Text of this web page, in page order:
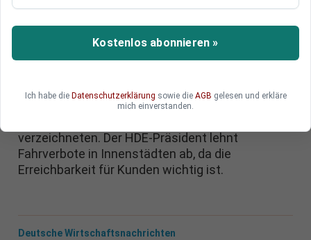
Der Handelsverband Deutschland (HDE)
berichtet, dass trotz sinkender Kundenfrequenz
in Einzelhandelsgeschäften die Kaufabsicht der
Branchenumfrage zeigt, dass 68 % der
Unternehmen einen Rückgang der
verzeichneten. Der HDE-Präsident lehnt
Fahrverbote in Innenstädten ab, da die
Erreichbarkeit für Kunden wichtig ist.
Deutsche Wirtschaftsnachrichten
Kostenlos abonnieren »
Ich habe die Datenschutzerklärung sowie die AGB gelesen und erkläre
mich einverstanden.